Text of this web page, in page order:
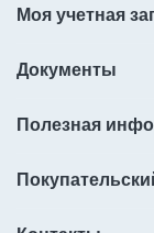
Моя учетная
Документы
Полезная